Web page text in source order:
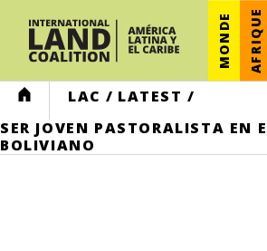
MONDE AFRIQUE
HOME LAC / LATEST /
SER JOVEN PASTORALISTA EN
BOLIVIANO